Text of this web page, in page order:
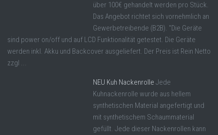
über 100€ gehandelt werden pro Stück.
Das Angebot richtet sich vornehmlich an
Gewerbetreibende (B2B). "Die Geräte
sind power on/off und auf LCD Funktionalität getestet. Die Geräte
werden inkl. Akku und Backcover ausgeliefert. Der Preis ist Rein Netto
zzgl ...
NEU Kuh Nackenrolle Jede
Kuhnackenrolle wurde aus hellem
synthetischen Material angefertigt und
mit synthetischem Schaummaterial
gefüllt. Jede dieser Nackenrollen kann